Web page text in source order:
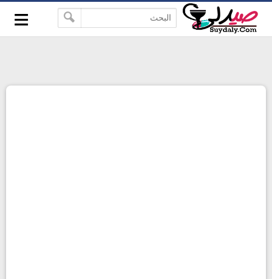
-->
google-site-verification=pbBDctPvwZJkSEHg2-
vmZ_yu86_9u3jQJgGN9H2FF9w
≡